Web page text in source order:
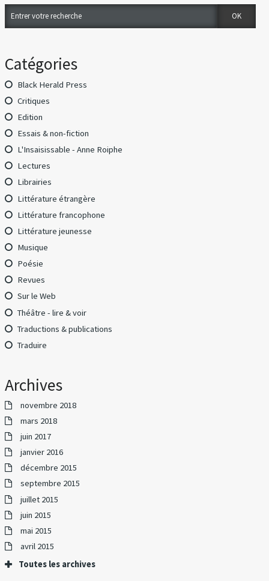
Catégories
Black Herald Press
Critiques
Edition
Essais & non-fiction
L'Insaisissable - Anne Roiphe
Lectures
Librairies
Littérature étrangère
Littérature francophone
Littérature jeunesse
Musique
Poésie
Revues
Sur le Web
Théâtre - lire & voir
Traductions & publications
Traduire
Archives
novembre 2018
mars 2018
juin 2017
janvier 2016
décembre 2015
septembre 2015
juillet 2015
juin 2015
mai 2015
avril 2015
Toutes les archives